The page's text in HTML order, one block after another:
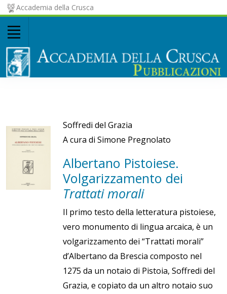
Accademia della Crusca
Soffredi del Grazia
A cura di Simone Pregnolato
Albertano Pistoiese.
Volgarizzamento dei
Trattati morali
Il primo testo della letteratura pistoiese,
vero monumento di lingua arcaica, è un
volgarizzamento dei “Trattati morali”
d’Albertano da Brescia composto nel
1275 da un notaio di Pistoia, Soffredi del
Grazia, e copiato da un altro notaio suo